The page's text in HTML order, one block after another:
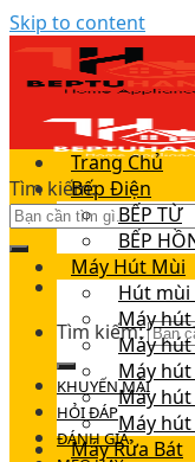
Skip to content
Tìm kiếm:
Tìm kiếm:
KHUYẾN MÃI
HỎI ĐÁP
ĐÁNH GIÁ
Trang Chủ
Bếp Điện
BẾP TỪ
BẾP
Máy Hút Mùi
Hút mùi
Máy
Máy hút
Máy
Máy
Máy
Máy Rửa Bát